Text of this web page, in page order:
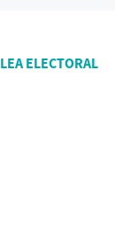
ELECTORAL